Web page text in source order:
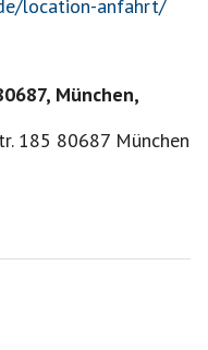
location-anfahrt/
München,
185 80687 München